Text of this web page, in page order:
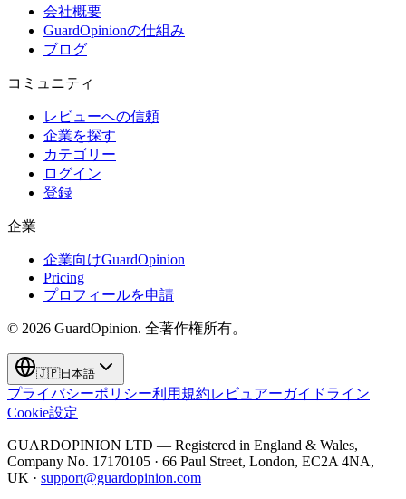
会社概要
GuardOpinionの仕組み
ブログ
コミュニティ
レビューへの信頼
企業を探す
カテゴリー
ログイン
登録
企業
企業向けGuardOpinion
Pricing
プロフィールを申請
© 2026 GuardOpinion. 全著作権所有。
🇯🇵日本語
プライバシーポリシー利用規約レビュアーガイドライン
Cookie設定
GUARDOPINION LTD — Registered in England & Wales,
Company No. 17170105 · 66 Paul Street, London, EC2A 4NA,
UK · support@guardopinion.com